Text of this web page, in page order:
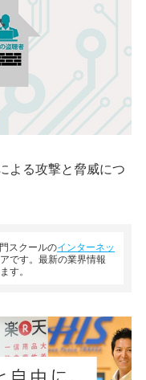
よる攻撃と脅威につ
スクールのインターネッ
です。最新の業界情報
す。